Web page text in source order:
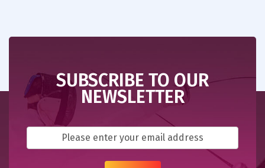
SUBSCRIBE TO OUR
NEWSLETTER